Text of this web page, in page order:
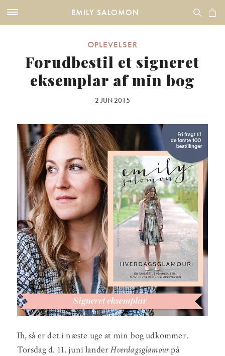
EMILY SALOMON
OPLEVELSER
Forudbestil et signeret
eksemplar af min bog
2 JUN 2015
Ih, så er det i næste uge at min bog udkommer.
Torsdag d. 11. juni landerHverdagsglamourpå